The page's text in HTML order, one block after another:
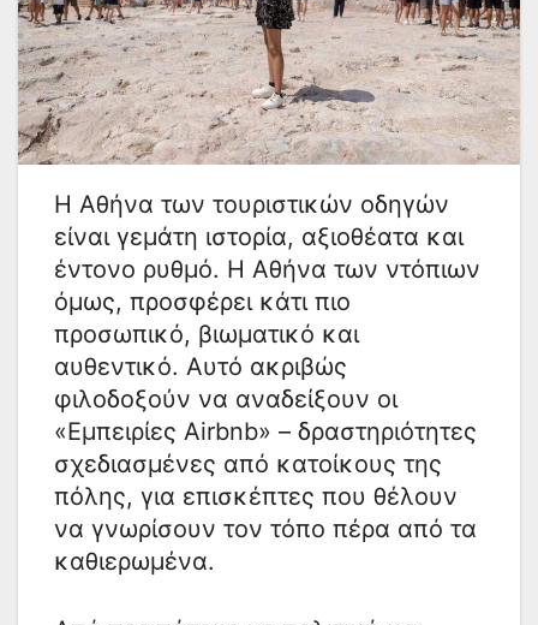
Η Αθήνα των τουριστικών οδηγών
είναι γεμάτη ιστορία, αξιοθέατα και
έντονο ρυθμό. Η Αθήνα των ντόπιων
όμως, προσφέρει κάτι πιο
προσωπικό, βιωματικό και
αυθεντικό. Αυτό ακριβώς
φιλοδοξούν να αναδείξουν οι
«Εμπειρίες Airbnb» – δραστηριότητες
σχεδιασμένες από κατοίκους της
πόλης, για επισκέπτες που θέλουν
να γνωρίσουν τον τόπο πέρα από τα
καθιερωμένα.